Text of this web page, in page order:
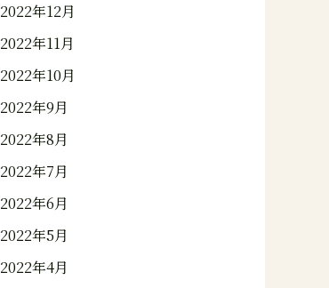
2022年12月
2022年11月
2022年10月
2022年9月
2022年8月
2022年7月
2022年6月
2022年5月
2022年4月